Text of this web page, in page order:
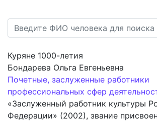
Куряне 1000-летия
Бондарева Ольга Евгеньевна
Почетные, заслуженные работники
профессиональных сфер
«Заслуженный работник культуры
Федерации» (2002), звание